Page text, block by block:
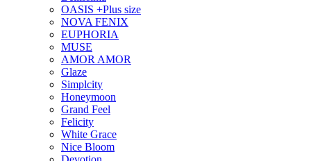
OASIS +Plus size
NOVA FENIX
EUPHORIA
MUSE
AMOR AMOR
Glaze
Simplcity
Honeymoon
Grand Feel
Felicity
White Grace
Nice Bloom